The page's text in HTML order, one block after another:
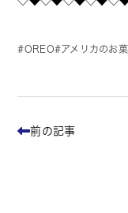
OREO アメリカのお
前の記事